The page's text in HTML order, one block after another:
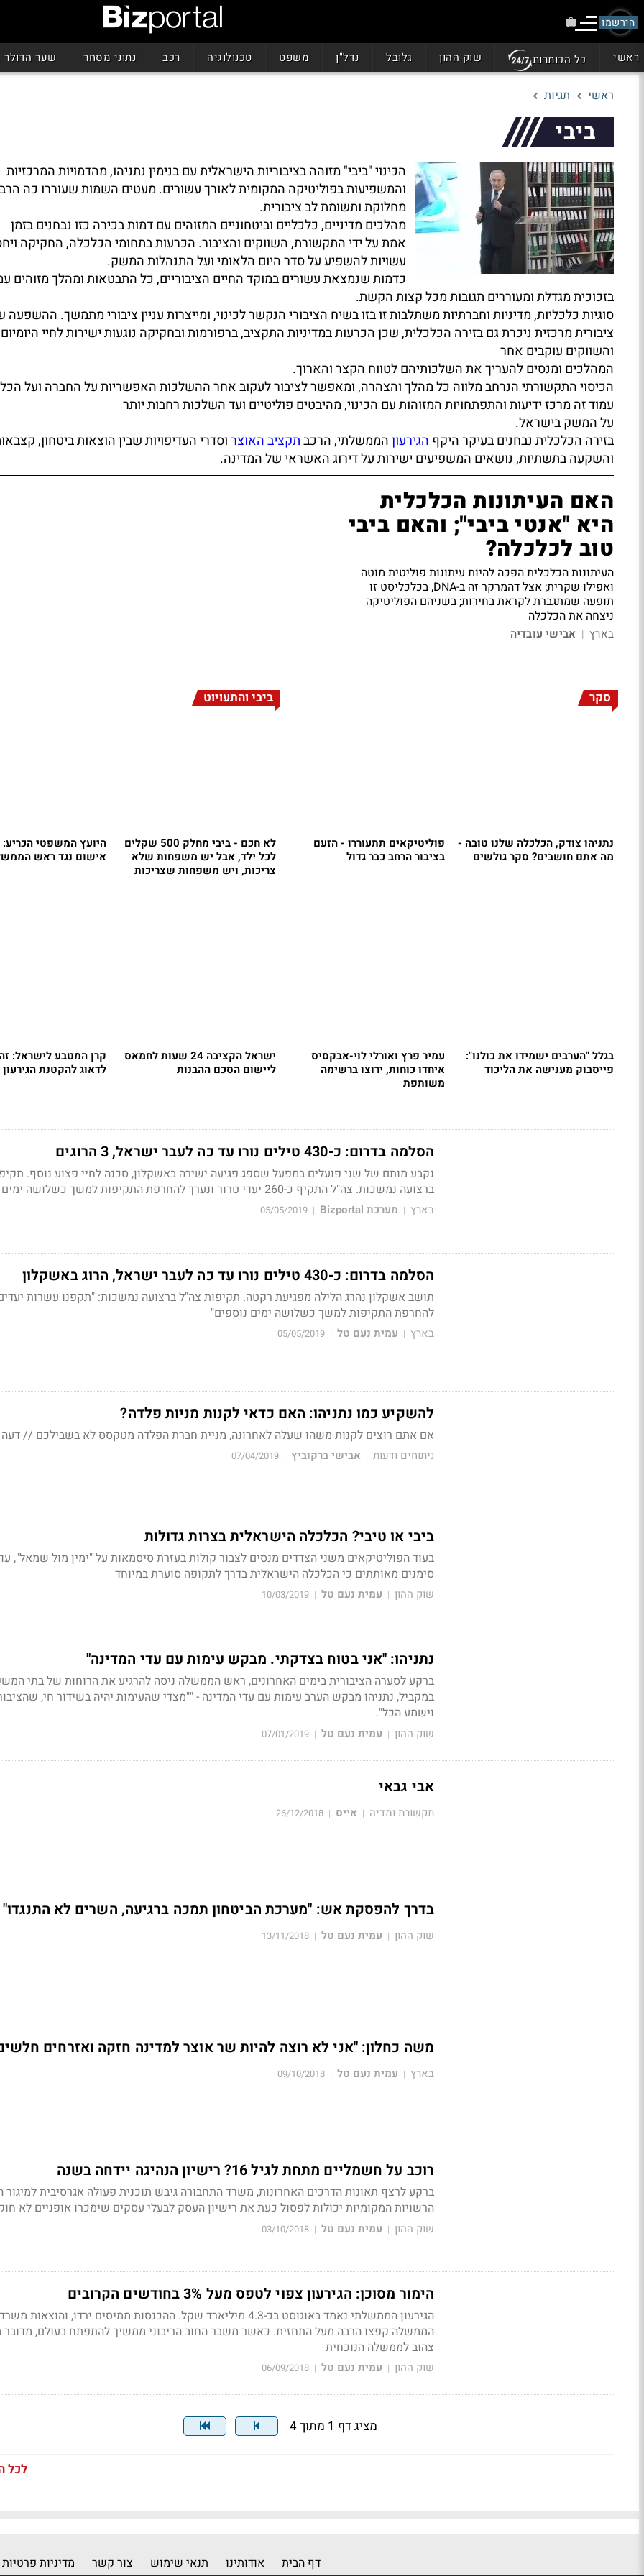
הירשמו
ראשי כל הכותרות שוק ההון גלובל נדל"ן משפט טכנולוגיה רכב נתוני מסחר שער הדולר
ראשי תגיות
ביבי
הכינוי "ביבי" מזוהה בציבוריות הישראלית עם בנימין נתניהו, מהדמויות המרכזיות
והמשפיעות בפוליטיקה המקומית לאורך עשורים. מעטים השמות שעוררו כה
מחלוקת ותשומת לב ציבורית.
מהלכים מדיניים, כלכליים וביטחוניים המזוהים עם דמות בכירה כזו נבחנים בזמן
אמת על ידי התקשורת, השווקים והציבור. הכרעות בתחומי הכלכלה, החקיקה
עשויות להשפיע על סדר היום הלאומי ועל התנהלות המשק.
כדמות שנמצאת עשורים במוקד החיים הציבוריים, כל התבטאות ומהלך מזוהים
בזכוכית מגדלת ומעוררים תגובות מכל קצות הקשת.
סוגיות כלכליות, מדיניות וחברתיות משתלבות זו בזו בשיח הציבורי הנקשר לכינוי, ומייצרות עניין ציבורי מתמשך.
ציבורית מרכזית ניכרת גם בזירה הכלכלית, שכן הכרעות במדיניות התקציב, ברפורמות ובחקיקה נוגעות ישירות לחיי
והשווקים עוקבים אחר
המהלכים ומנסים להעריך את השלכותיהם לטווח הקצר והארוך.
הכיסוי התקשורתי הנרחב מלווה כל מהלך והצהרה, ומאפשר לציבור לעקוב אחר ההשלכות האפשריות על החברה ועל
עמוד זה מרכז ידיעות והתפתחויות המזוהות עם הכינוי, מהיבטים פוליטיים ועד השלכות רחבות יותר
על המשק בישראל.
בזירה הכלכלית נבחנים בעיקר היקףהגירעוןהממשלתי, הרכבתקציב האוצרוסדרי העדיפויות שבין הוצאות ביטחון,
והשקעה בתשתיות, נושאים המשפיעים ישירות על דירוג האשראי של המדינה.
האם העיתונות הכלכלית
היא "אנטי ביבי"; והאם ביבי
טוב לכלכלה?
העיתונות הכלכלית הפכה להיות עיתונות פוליטית מוטה
ואפילו שקרית; אצל דהמרקר זה ב-DNA, בכלכליסט זו
תופעה שמתגברת לקראת בחירות; בשניהם הפוליטיקה
ניצחה את הכלכלה
בארץ | אבישי עובדיה
סקר
נתניהו צודק, הכלכלה שלנו טובה -
מה אתם חושבים? סקר גולשים
פוליטיקאים תתעוררו - הזעם
בציבור הרחב כבר גדול
ביבי והתעויוט
לא חכם - ביבי מחלק 500 שקלים
לכל ילד, אבל יש משפחות שלא
צריכות, ויש משפחות שצריכות
היועץ המשפטי
אישום נגד ראש
בגלל "הערבים ישמידו את כולנו":
פייסבוק מענישה את הליכוד
עמיר פרץ ואורלי לוי-אבקסיס
איחדו כוחות, ירוצו ברשימה
משותפת
ישראל הקציבה 24 שעות לחמאס
ליישום הסכם ההבנות
קרן המטבע לישראל:
לדאוג להקטנת
הסלמה בדרום: כ-430 טילים נורו עד כה לעבר ישראל, 3 הרוגים
נקבע מותם של שני פועלים במפעל שספג פגיעה ישירה באשקלון, סכנה לחיי פצוע נוסף.
ברצועה נמשכות. צה"ל התקיף כ-260 יעדי טרור ונערך להחרפת התקיפות למשך כשלושה ימים נוספים
בארץ | מערכת Bizportal |
05/05/2019
הסלמה בדרום: כ-430 טילים נורו עד כה לעבר ישראל, הרוג באשקלון
תושב אשקלון נהרג הלילה מפגיעת רקטה. תקיפות צה"ל ברצועה נמשכות: "תקפנו עשרות
להחרפת התקיפות למשך כשלושה ימים נוספים"
בארץ | עמית נעם טל |
05/05/2019
להשקיע כמו נתניהו: האם כדאי לקנות מניות פלדה?
אם אתם רוצים לקנות משהו שעלה לאחרונה, מניית חברת הפלדה מטקסס לא בשבילכם // דעה
ניתוחים ודעות | אבישי ברקוביץ |
07/04/2019
ביבי או טיבי? הכלכלה הישראלית בצרות גדולות
בעוד הפוליטיקאים משני הצדדים מנסים לצבור קולות בעזרת סיסמאות על "ימין מול שמאל",
סימנים מאותתים כי הכלכלה הישראלית בדרך לתקופה סוערת במיוחד
שוק ההון | עמית נעם טל |
10/03/2019
נתניהו: "אני בטוח בצדקתי. מבקש עימות עם עדי המדינה"
ברקע לסערה הציבורית בימים האחרונים, ראש הממשלה ניסה להרגיע את הרוחות של בתי
במקביל, נתניהו מבקש הערב עימות עם עדי המדינה - ""מצדי שהעימות יהיה בשידור חי,
וישמע הכל".
שוק ההון | עמית נעם טל |
07/01/2019
אבי גבאי
תקשורת ומדיה | אייס |
26/12/2018
בדרך להפסקת אש: "מערכת הביטחון תמכה ברגיעה, השרים לא התנגדו"
שוק ההון | עמית נעם טל |
13/11/2018
משה כחלון: "אני לא רוצה להיות שר אוצר למדינה חזקה ואזרחים
בארץ | עמית נעם טל |
09/10/2018
רוכב על חשמליים מתחת לגיל 16? רישיון הנהיגה יידחה בשנה
ברקע לרצף תאונות הדרכים האחרונות, משרד התחבורה גיבש תוכנית פעולה אגרסיבית למיגור
הרשויות המקומיות יכולות לפסול כעת את רישיון העסק לבעלי עסקים שימכרו אופניים לא
שוק ההון | עמית נעם טל |
03/10/2018
הימור מסוכן: הגירעון צפוי לטפס מעל 3% בחודשים הקרובים
הגירעון הממשלתי נאמד באוגוסט בכ-4.3 מיליארד שקל. ההכנסות ממיסים ירדו, והוצאות
הממשלה קפצו הרבה מעל התחזית. כאשר משבר החוב הריבוני ממשיך להתפתח בעולם, מדובר
צהוב לממשלה הנוכחית
שוק ההון | עמית נעם טל |
06/09/2018
מציג דף 1 מתוך 4
לכל
דף הבית אודותינו תנאי שימוש צור קשר מדיניות פרטיות